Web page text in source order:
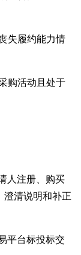
失履约能力情
购活动且处于
人注册、购买
澄清说明和补正
平台标投标交